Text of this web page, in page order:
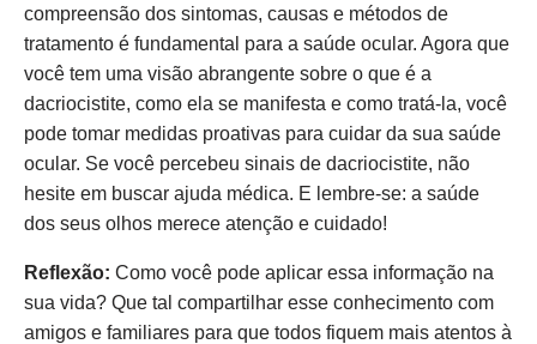
compreensão dos sintomas, causas e métodos de
tratamento é fundamental para a saúde ocular. Agora que
você tem uma visão abrangente sobre o que é a
dacriocistite, como ela se manifesta e como tratá-la, você
pode tomar medidas proativas para cuidar da sua saúde
ocular. Se você percebeu sinais de dacriocistite, não
hesite em buscar ajuda médica. E lembre-se: a saúde
dos seus olhos merece atenção e cuidado!
Reflexão: Como você pode aplicar essa informação na
sua vida? Que tal compartilhar esse conhecimento com
amigos e familiares para que todos fiquem mais atentos à